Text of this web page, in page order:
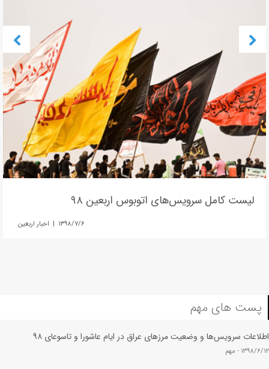
لیست کامل سرویس‌های اتوبوس اربعین ۹۸
۱۳۹۸/۷/۶ | اخبار اربعین
پست های مهم
اطلاعات سرویس‌ها و وضعیت مرزهای عراق در ایام عاشورا و تاسوعای ۹۸
۱۳۹۸/۶/۱۲ - مهم